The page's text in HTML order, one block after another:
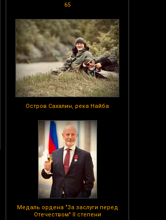
65
Остров Сахалин, река Найба
Медаль ордена "За заслуги перед
Отечеством" II степени